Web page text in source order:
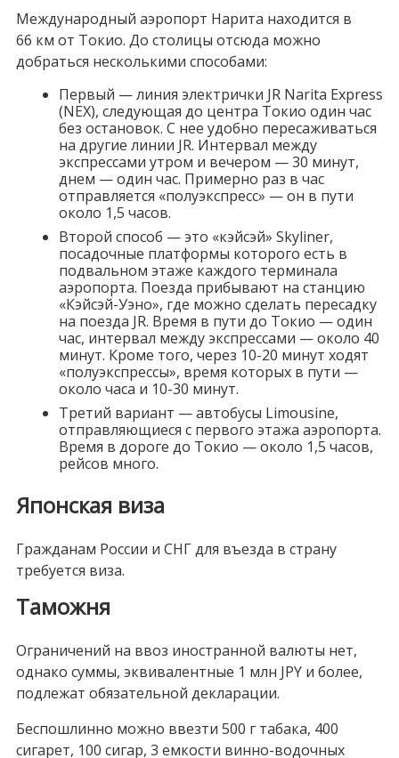
Международный аэропорт Нарита находится в
66 км от Токио. До столицы отсюда можно
добраться несколькими способами:
Первый — линия электрички JR Narita Express
(NEX), следующая до центра Токио один час
без остановок. С нее удобно пересаживаться
на другие линии JR. Интервал между
экспрессами утром и вечером — 30 минут,
днем — один час. Примерно раз в час
отправляется «полуэкспресс» — он в пути
около 1,5 часов.
Второй способ — это «кэйсэй» Skyliner,
посадочные платформы которого есть в
подвальном этаже каждого терминала
аэропорта. Поезда прибывают на станцию
«Кэйсэй-Уэно», где можно сделать пересадку
на поезда JR. Время в пути до Токио — один
час, интервал между экспрессами — около 40
минут. Кроме того, через 10-20 минут ходят
«полуэкспрессы», время которых в пути —
около часа и 10-30 минут.
Третий вариант — автобусы Limousine,
отправляющиеся с первого этажа аэропорта.
Время в дороге до Токио — около 1,5 часов,
рейсов много.
Японская виза
Гражданам России и СНГ для въезда в страну
требуется виза.
Таможня
Ограничений на ввоз иностранной валюты нет,
однако суммы, эквивалентные 1 млн JPY и более,
подлежат обязательной декларации.
Беспошлинно можно ввезти 500 г табака, 400
сигарет, 100 сигар, 3 емкости винно-водочных